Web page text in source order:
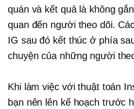
quán và kết quả là không
quan đến người theo dõi.
IG sau đó kết thúc ở phía
chuyện của những người
Khi làm việc với thuật toán
bạn nên lên kế hoạch trước